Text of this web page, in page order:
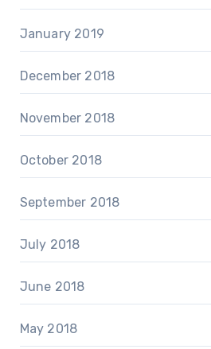
January 2019
December 2018
November 2018
October 2018
September 2018
July 2018
June 2018
May 2018